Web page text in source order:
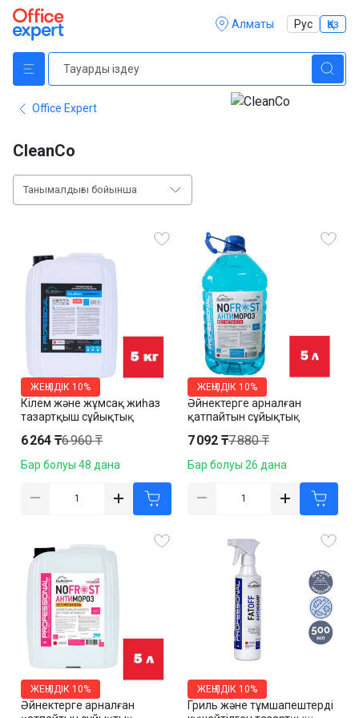
Алматы Рус Қаз
Office Expert
CleanCo
Танымалдығы бойынша
Кілем және жұмсақ жиһаз
тазартқыш сұйықтық
ЖЕҢІЛДІК 10%
6 264 ₸6 960 ₸
Бар болуы 48 дана
Әйнектерге арналған
қатпайтын сұйықтық
Bluedragon" -30 С дейін, 5 л
ЖЕҢІЛДІК 10%
7 092 ₸7 880 ₸
Бар болуы 26 дана
Әйнектерге арналған
ЖЕҢІЛДІК 10%
Гриль және тұмшапештерді
ЖЕҢІЛДІК 10%